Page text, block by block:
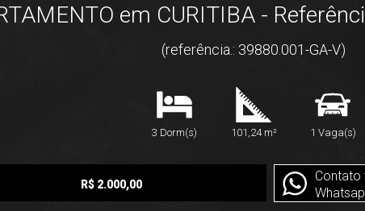
em CURITIBA -
(referência.: 39880.001-GA-V)
3 Dorm(s) 101,24 m² 1 Vaga(s)
R$ 2.000,00
Contato